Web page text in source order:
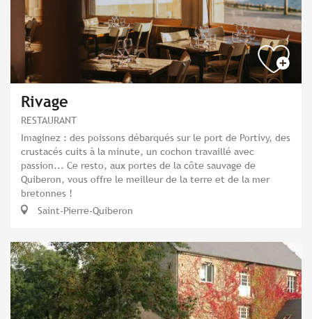
Rivage
RESTAURANT
Imaginez : des poissons débarqués sur le port de Portivy, des
crustacés cuits à la minute, un cochon travaillé avec
passion... Ce resto, aux portes de la côte sauvage de
Quiberon, vous offre le meilleur de la terre et de la mer
bretonnes !
Saint-Pierre-Quiberon